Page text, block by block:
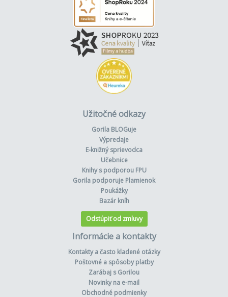
Užitočné odkazy
Gorila BLOGuje
Výpredaje
E-knižný sprievodca
Učebnice
Knihy s podporou FPU
Gorila podporuje Plamienok
Poukážky
Bazár kníh
Odstúpiť od zmluvy
Informácie a kontakty
Kontakty a často kladené otázky
Poštovné a spôsoby platby
Zarábaj s Gorilou
Novinky na e-mail
Obchodné podmienky